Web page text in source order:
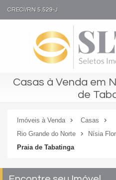
CRECI/RN 5.529-J
Casas à Venda em
de
Imóveis à Venda
Casas
Rio Grande do Norte
Nísia
Praia de Tabatinga